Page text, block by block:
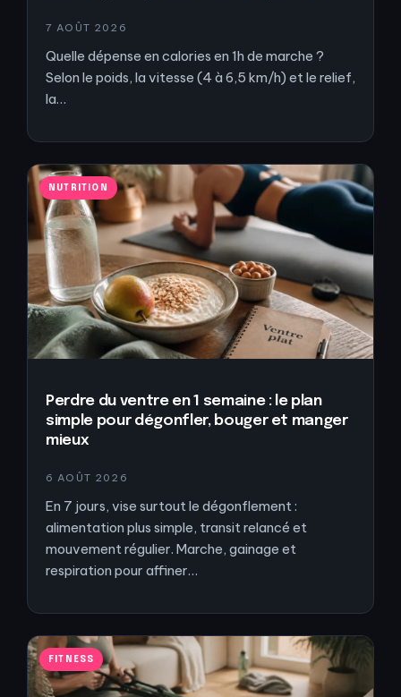
7 AOÛT 2026
Quelle dépense en calories en 1h de marche ?
Selon le poids, la vitesse (4 à 6,5 km/h) et le relief,
la…
NUTRITION
Perdre du ventre en 1 semaine : le plan
simple pour dégonfler, bouger et manger
mieux
6 AOÛT 2026
En 7 jours, vise surtout le dégonflement :
alimentation plus simple, transit relancé et
mouvement régulier. Marche, gainage et
respiration pour affiner…
FITNESS